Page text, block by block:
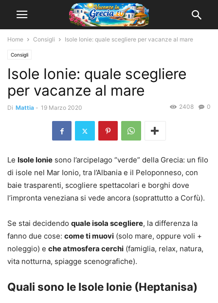
Home Consigli Isole Ionie: quale scegliere per vacanze al mare
Consigli
Isole Ionie: quale scegliere
per vacanze al mare
Di Mattia - 19 Marzo 2020 0
2408
Le Isole Ionie sono l’arcipelago “verde” della Grecia: un filo
di isole nel Mar Ionio, tra l’Albania e il Peloponneso, con
baie trasparenti, scogliere spettacolari e borghi dove
l’impronta veneziana si vede ancora (soprattutto a Corfù).
Se stai decidendo quale isola scegliere, la differenza la
fanno due cose: come ti muovi (solo mare, oppure voli +
noleggio) e che atmosfera cerchi (famiglia, relax, natura,
vita notturna, spiagge scenografiche).
Quali sono le Isole Ionie (Heptanisa)